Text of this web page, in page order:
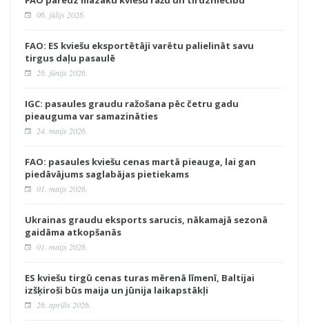
06. jūlijs 2026.
FAO: ES kviešu eksportētāji varētu palielināt savu
tirgus daļu pasaulē
26. jūnijs 2026.
IGC: pasaules graudu ražošana pēc četru gadu
pieauguma var samazināties
24. maijs 2026.
FAO: pasaules kviešu cenas martā pieauga, lai gan
piedāvājums saglabājas pietiekams
01. maijs 2026.
Ukrainas graudu eksports sarucis, nākamajā sezonā
gaidāma atkopšanās
01. maijs 2026.
ES kviešu tirgū cenas turas mērenā līmenī, Baltijai
izšķiroši būs maija un jūnija laikapstākļi
26. aprīlis 2026.